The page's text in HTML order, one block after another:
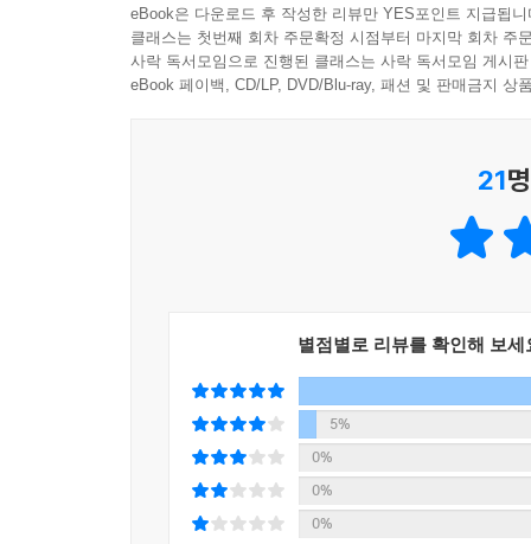
eBook은 다운로드 후 작성한 리뷰만 YES포인트 지급됩니
클래스는 첫번째 회차 주문확정 시점부터 마지막 회차 주
사락 독서모임으로 진행된 클래스는 사락 독서모임 게시
eBook 페이백, CD/LP, DVD/Blu-ray, 패션 및 판매금지 상
21
별점별로 리뷰를 확인해 보세
5%
0%
0%
0%